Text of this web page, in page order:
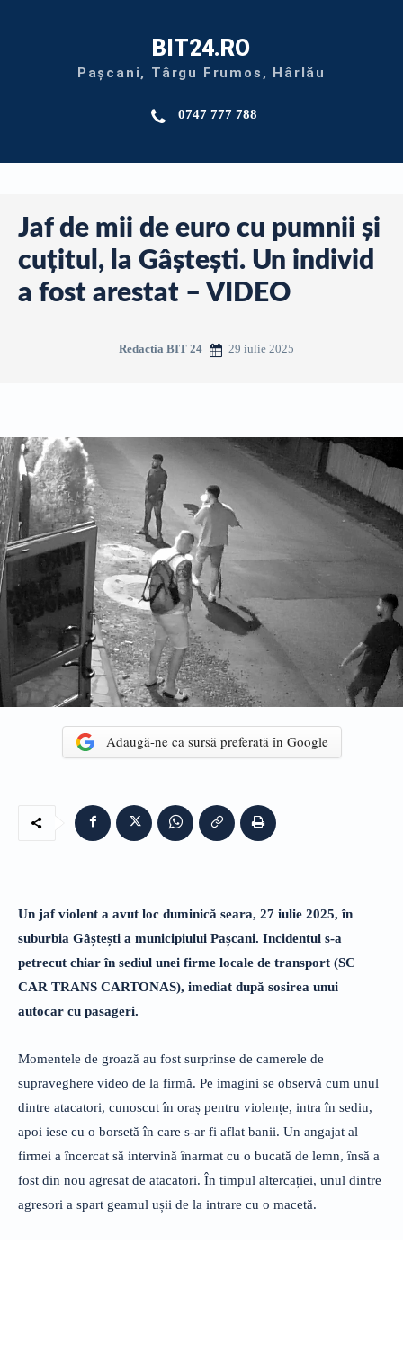
BIT24.RO
Pașcani, Târgu Frumos, Hârlău
0747 777 788
Jaf de mii de euro cu pumnii și
cuțitul, la Gâștești. Un individ
a fost arestat – VIDEO
Redactia BIT 24 29 iulie 2025
Adaugă-ne ca sursă preferată în Google
Un jaf violent a avut loc duminică seara, 27 iulie 2025, în
suburbia Gâștești a municipiului Pașcani. Incidentul s-a
petrecut chiar în sediul unei firme locale de transport (SC
CAR TRANS CARTONAS), imediat după sosirea unui
autocar cu pasageri.
Momentele de groază au fost surprinse de camerele de
supraveghere video de la firmă. Pe imagini se observă cum unul
dintre atacatori, cunoscut în oraș pentru violențe, intra în sediu,
apoi iese cu o borsetă în care s-ar fi aflat banii. Un angajat al
firmei a încercat să intervină înarmat cu o bucată de lemn, însă a
fost din nou agresat de atacatori. În timpul altercației, unul dintre
agresori a spart geamul ușii de la intrare cu o macetă.